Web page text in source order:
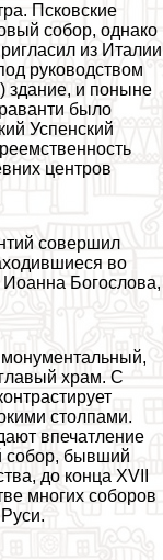
Псковские
собор, однако
из Италии
руководством
здание, и поныне
было
Успенский
центров
совершил
во
Иоанна Богослова,
храм. С
столпами.
впечатление
собор, бывший
до конца XVII
многих соборов